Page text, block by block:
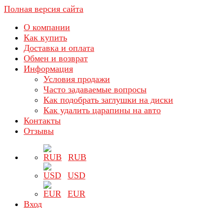
Полная версия сайта
О компании
Как купить
Доставка и оплата
Обмен и возврат
Информация
Условия продажи
Часто задаваемые вопросы
Как подобрать заглушки на диски
Как удалить царапины на авто
Контакты
Отзывы
RUB
USD
EUR
Вход